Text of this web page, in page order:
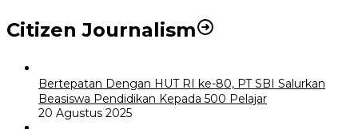
Citizen Journalism
Bertepatan Dengan HUT RI ke-80, PT SBI Salurkan
Beasiswa Pendidikan Kepada 500 Pelajar
20 Agustus 2025